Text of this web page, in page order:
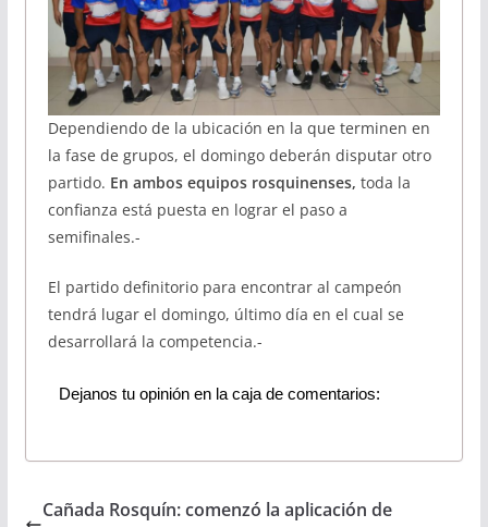
Dependiendo de la ubicación en la que terminen en
la fase de grupos, el domingo deberán disputar otro
partido. En ambos equipos rosquinenses, toda la
confianza está puesta en lograr el paso a
semifinales.-
El partido definitorio para encontrar al campeón
tendrá lugar el domingo, último día en el cual se
desarrollará la competencia.-
Dejanos tu opinión en la caja de comentarios:
Cañada Rosquín: comenzó la aplicación de